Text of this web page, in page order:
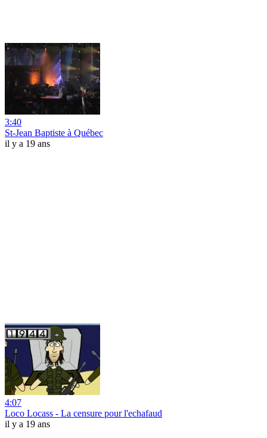
3:40
St-Jean Baptiste à Québec
il y a 19 ans
4:07
Loco Locass - La censure pour l'echafaud
il y a 19 ans